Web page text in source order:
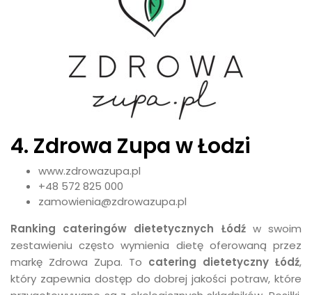
4. Zdrowa Zupa w Łodzi
www.zdrowazupa.pl
+48 572 825 000
zamowienia@zdrowazupa.pl
Ranking cateringów dietetycznych Łódźw swoim
zestawieniu często wymienia dietę oferowaną przez
markę Zdrowa Zupa. To catering dietetyczny Łódź,
który zapewnia dostęp do dobrej jakości potraw, które